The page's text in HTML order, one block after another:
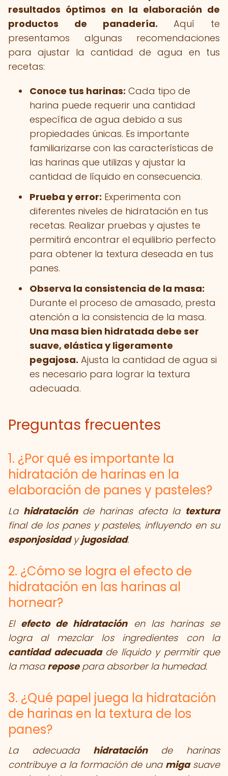
resultados óptimos en la elaboración de
productos de panadería. Aquí te
presentamos algunas recomendaciones
para ajustar la cantidad de agua en tus
recetas:
Conoce tus harinas: Cada tipo de
harina puede requerir una cantidad
específica de agua debido a sus
propiedades únicas. Es importante
familiarizarse con las características de
las harinas que utilizas y ajustar la
cantidad de líquido en consecuencia.
Prueba y error: Experimenta con
diferentes niveles de hidratación en tus
recetas. Realizar pruebas y ajustes te
permitirá encontrar el equilibrio perfecto
para obtener la textura deseada en tus
panes.
Observa la consistencia de la masa:
Durante el proceso de amasado, presta
atención a la consistencia de la masa.
Una masa bien hidratada debe ser
suave, elástica y ligeramente
pegajosa. Ajusta la cantidad de agua si
es necesario para lograr la textura
adecuada.
Preguntas frecuentes
1. ¿Por qué es importante la
hidratación de harinas en la
elaboración de panes y pasteles?
La hidrataciónde harinas afecta la textura
final de los panes y pasteles, influyendo en su
esponjosidadyjugosidad.
2. ¿Cómo se logra el efecto de
hidratación en las harinas al
hornear?
El efecto de hidrataciónen las harinas se
logra al mezclar los ingredientes con la
cantidad adecuadade líquido y permitir que
la masa reposepara absorber la humedad.
3. ¿Qué papel juega la hidratación
de harinas en la textura de los
panes?
La adecuada hidrataciónde harinas
contribuye a la formación de una migasuave